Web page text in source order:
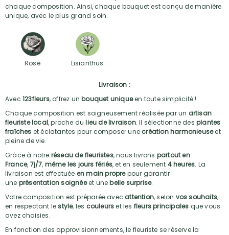
chaque composition. Ainsi, chaque bouquet est conçu de manière
unique, avec le plus grand soin.
Rose Lisianthus
Livraison :
Avec 123fleurs, offrez unbouquet uniqueen toute simplicité !
Chaque composition est soigneusement réalisée par un artisan
fleuriste local, proche dulieu de livraison. Il sélectionne desplantes
fraîches et éclatantes pour composer une création harmonieuseet
pleine de vie.
Grâce à notre réseau de fleuristes, nous livrons partout en
France, 7j/7, même les jours fériés, et en seulement 4 heures. La
livraison est effectuée en main proprepour garantir
une présentation soignéeet unebelle surprise.
Votre composition est préparée avec attention, selon vos souhaits,
en respectant lestyle, les couleurset les fleurs principales que vous
avez choisies.
En fonction des approvisionnements, le fleuriste se réserve la